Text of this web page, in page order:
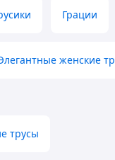
Грации
женские
трусы